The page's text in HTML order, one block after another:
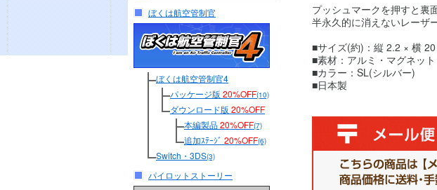
ぼくは航空管制官
ぼくは航空管制官4
パッケージ版 20%OFF(10)
ダウンロード版 20%OFF
本編製品20%OFF(7)
追加ｽﾃｰｼﾞ 20%OFF(6)
Switch・3DS(3)
パイロットストーリー
プッシュマークを押すと裏
半永久的に消えないレーザ
■サイズ(約)：縦 2.2 × 横
■素材：アルミ・マグネット
■カラー：SL(シルバー)
■日本製